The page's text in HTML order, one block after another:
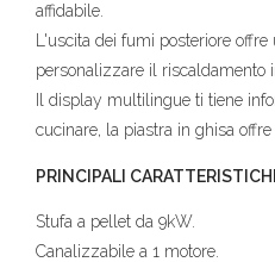
affidabile.
L'uscita dei fumi posteriore
personalizzare il riscaldamento
Il display multilingue ti tiene
cucinare, la piastra in ghisa
PRINCIPALI
Stufa a pellet da 9kW.
Canalizzabile a 1 motore.